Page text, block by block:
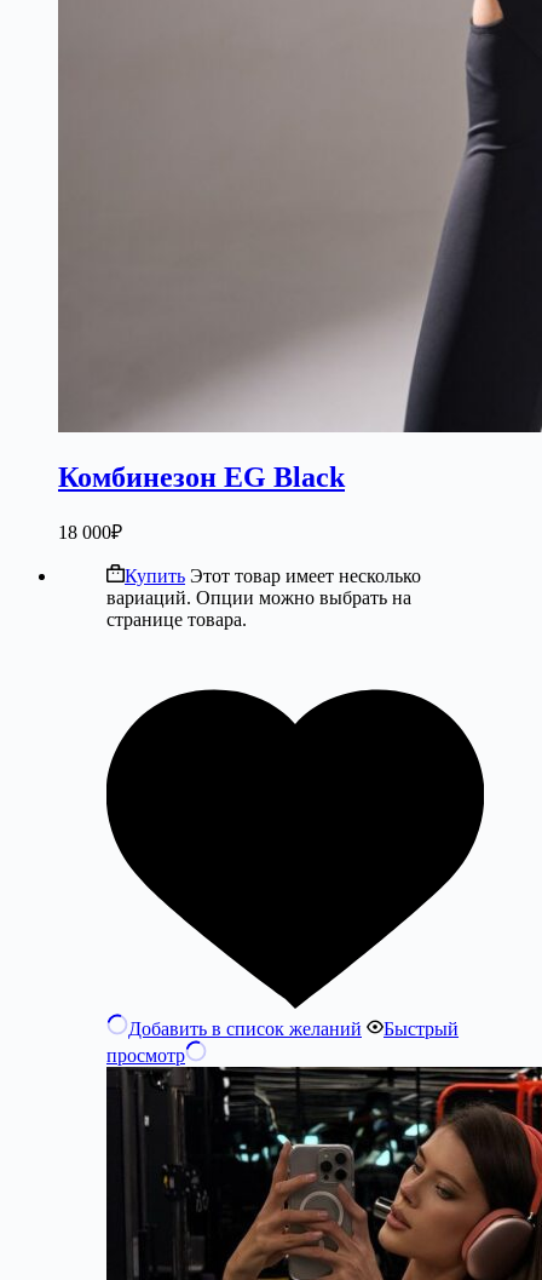
Комбинезон EG Black
18 000₽
Купить Этот товар имеет несколько
вариаций. Опции можно выбрать на
странице товара.
Добавить в список желаний
Быстрый
просмотр